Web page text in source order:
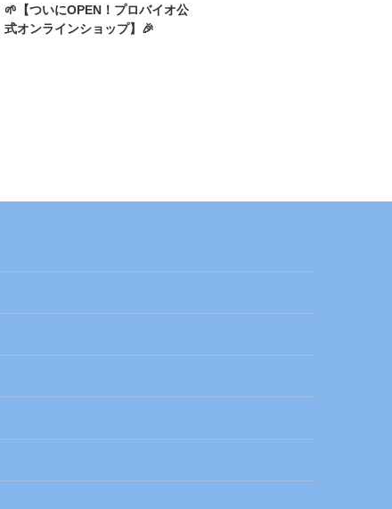
🌱【ついにOPEN！プロバイオ公
式オンラインショップ】🎉